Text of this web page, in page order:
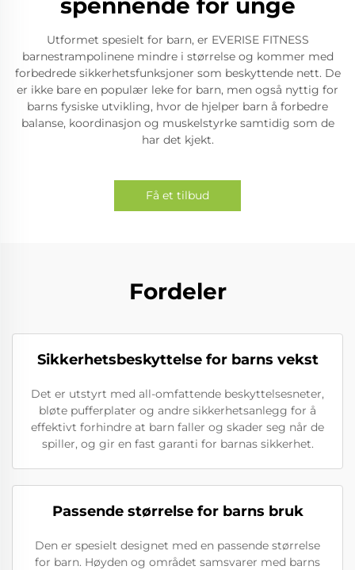
Utformet spesielt for barn, er EVERISE FITNESS
barnestrampolinene mindre i størrelse og kommer med
forbedrede sikkerhetsfunksjoner som beskyttende nett. De
er ikke bare en populær leke for barn, men også nyttig for
barns fysiske utvikling, hvor de hjelper barn å forbedre
balanse, koordinasjon og muskelstyrke samtidig som de
har det kjekt.
Få et tilbud
Fordeler
Sikkerhetsbeskyttelse for barns vekst
Det er utstyrt med all-omfattende beskyttelsesneter,
bløte pufferplater og andre sikkerhetsanlegg for å
effektivt forhindre at barn faller og skader seg når de
spiller, og gir en fast garanti for barnas sikkerhet.
Passende størrelse for barns bruk
Den er spesielt designet med en passende størrelse
for barn. Høyden og området samsvarer med barns